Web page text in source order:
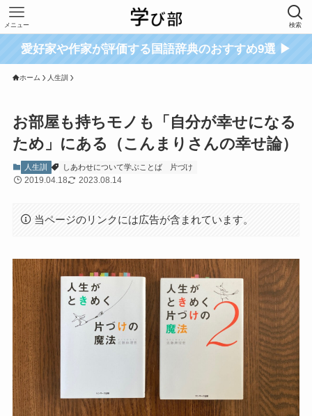
検索
メニュー
愛好家や作家が評価する国語辞典のおすすめ9選 ▶
ホーム 人生訓
お部屋も持ちモノも「自分が幸せになる
ため」にある（こんまりさんの幸せ論）
人生訓 しあわせについて学ぶことば 片づけ
2019.04.18 2023.08.14
当ページのリンクには広告が含まれています。